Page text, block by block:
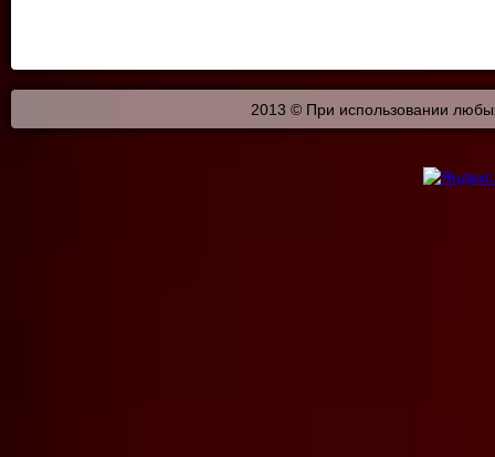
2013 © При использовании